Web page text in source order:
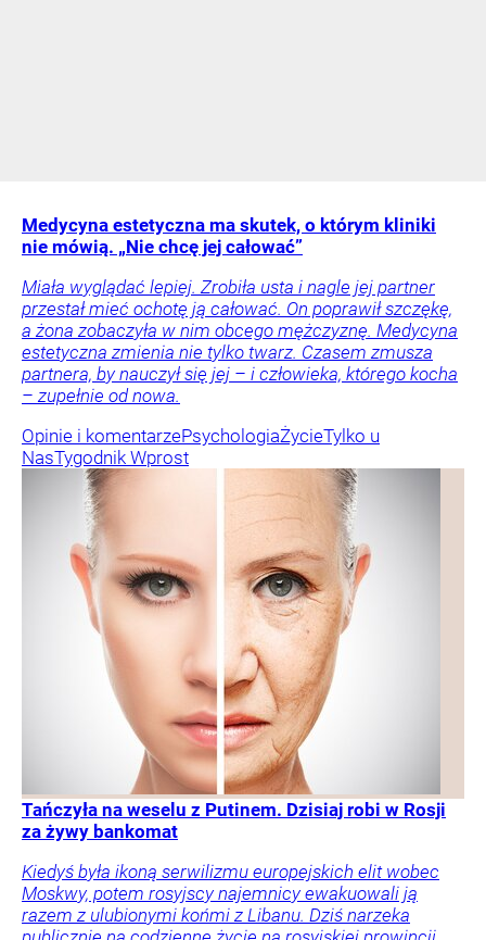
Medycyna estetyczna ma skutek, o którym kliniki
nie mówią. „Nie chcę jej całować”
Miała wyglądać lepiej. Zrobiła usta i nagle jej partner
przestał mieć ochotę ją całować. On poprawił szczękę,
a żona zobaczyła w nim obcego mężczyznę. Medycyna
estetyczna zmienia nie tylko twarz. Czasem zmusza
partnera, by nauczył się jej – i człowieka, którego kocha
– zupełnie od nowa.
Opinie i komentarzePsychologiaŻycieTylko u
NasTygodnik Wprost
Tańczyła na weselu z Putinem. Dzisiaj robi w Rosji
za żywy bankomat
Kiedyś była ikoną serwilizmu europejskich elit wobec
Moskwy, potem rosyjscy najemnicy ewakuowali ją
razem z ulubionymi końmi z Libanu. Dziś narzeka